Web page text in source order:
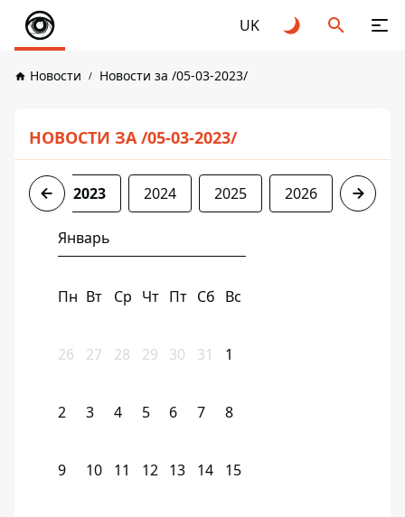
UK
Новости Новости за /05-03-2023/
НОВОСТИ ЗА /05-03-2023/
2022 2023 2024 2025 2026
Январь
Пн Вт Ср Чт Пт Сб Вс
26 27 28 29 30 31 1
2 3 4 5 6 7 8
9 10 11 12 13 14 15